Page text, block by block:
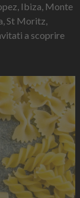
Ibiza, Monte
St Moritz,
a scoprire